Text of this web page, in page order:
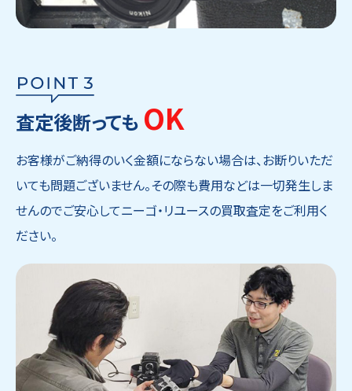
査定後断っても OK
お客様がご納得のいく金額にならない場合は、お断りいただ
いても問題ございません。その際も費用などは一切発生しま
せんのでご安心してニーゴ・リユースの買取査定をご利用く
ださい。